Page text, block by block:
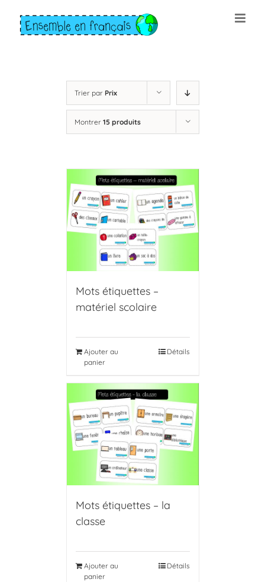
content
Trier par Prix
Montrer 15 produits
Mots étiquettes –
matériel scolaire
Ajouter au
panier
Détails
Mots étiquettes – la
classe
Ajouter au
panier
Détails